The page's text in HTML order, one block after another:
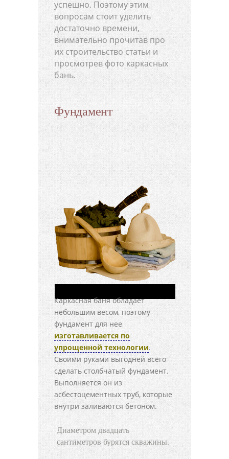
успешно. Поэтому этим
вопросам стоит уделить
достаточно времени,
внимательно прочитав про
их строительство статьи и
просмотрев фото каркасных
бань.
Фундамент
Каркасная баня обладает
небольшим весом, поэтому
фундамент для нее
изготавливается по
упрощенной технологии.
Своими руками выгодней всего
сделать столбчатый фундамент.
Выполняется он из
асбестоцементных труб, которые
внутри заливаются бетоном.
Диаметром двадцать
сантиметров бурятся скважины.